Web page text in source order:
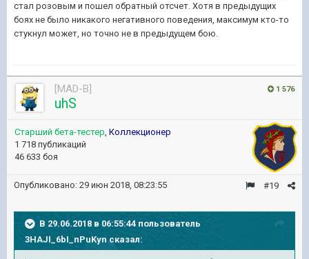
стал розовым и пошел обратный отсчет. Хотя в предыдущих
боях не было никакого негативного поведения, максимум кто-то
стукнул может, но точно не в предыдущем бою.
1 576
[MAD-B]
uhS
Старший бета-тестер, Коллекционер
1 718 публикаций
46 633 боя
#19
Опубликовано: 29 июн 2018, 08:23:55
В 29.06.2018 в 06:55:44 пользователь
3HAJI_6bI_nPuKynсказал: